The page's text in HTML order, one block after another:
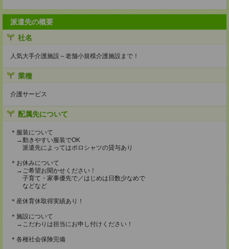
派遣先の概要
社名
人気大手介護施設～老舗小規模介護施設まで！
業種
介護サービス
配属先について
＊服装について
→動きやすい服装でOK
派遣先によってはポロシャツの貸与あり
＊お休みについて
→ご希望お聞かせください！
子育て・家事優先で／はじめは日数少なめで
などなど
＊産休育休取得実績あり！
＊施設について
→こだわりは担当にお申し付けください！
＊各種社会保険完備